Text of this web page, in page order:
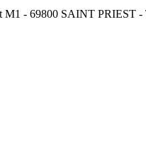
M1 - 69800 SAINT PRIEST